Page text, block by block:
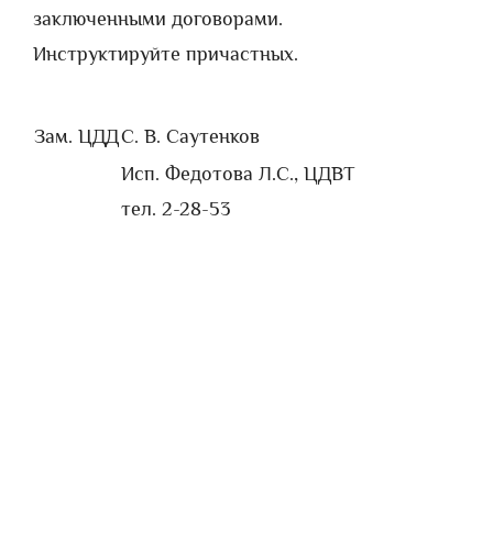
заключенными договорами.
Инструктируйте причастных.
Зам. ЦДДС. В. Саутенков
Исп. Федотова Л.С., ЦДВТ
тел. 2-28-53